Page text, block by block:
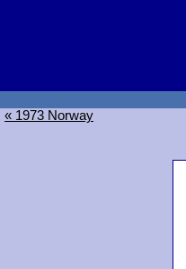
« 1973 Norway